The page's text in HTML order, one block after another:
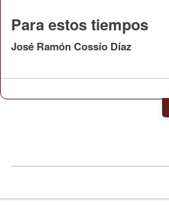
Para estos tiempos
José Ramón Cossío Díaz